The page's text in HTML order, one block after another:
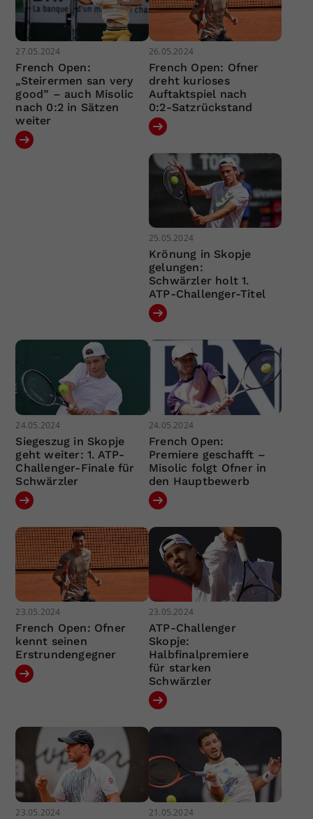
27.05.2024
French Open:
„Steirermen san very
good” – auch Misolic
nach 0:2 in Sätzen
weiter
26.05.2024
French Open: Ofner
dreht kurioses
Auftaktspiel nach
0:2-Satzrückstand
25.05.2024
Krönung in Skopje
gelungen:
Schwärzler holt 1.
ATP-Challenger-Titel
24.05.2024
Siegeszug in Skopje
geht weiter: 1. ATP-
Challenger-Finale für
Schwärzler
24.05.2024
French Open:
Premiere geschafft –
Misolic folgt Ofner in
den Hauptbewerb
23.05.2024
French Open: Ofner
kennt seinen
Erstrundengegner
23.05.2024
ATP-Challenger
Skopje:
Halbfinalpremiere
für starken
Schwärzler
23.05.2024 21.05.2024